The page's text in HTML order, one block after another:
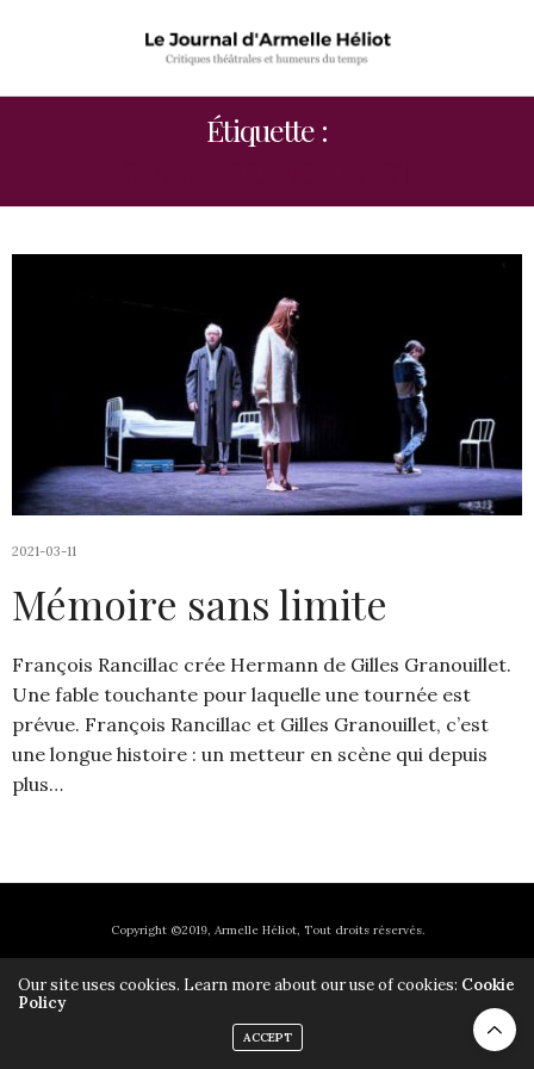
Étiquette :
2021-03-11
Mémoire sans limite
François Rancillac crée Hermann de Gilles Granouillet.
Une fable touchante pour laquelle une tournée est
prévue. François Rancillac et Gilles Granouillet, c’est
une longue histoire : un metteur en scène qui depuis
plus…
Copyright ©2019, Armelle Héliot, Tout droits réservés.
Our site uses cookies. Learn more about our use of cookies: Cookie
Policy
ACCEPT